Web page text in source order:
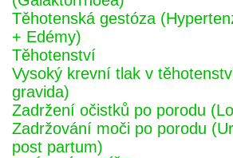
Těhotenská gestóza
+ Edémy)
Těhotenství
Vysoký krevní tlak v
gravida)
Zadržení očistků po porodu
Zadržování moči po porodu
post partum)